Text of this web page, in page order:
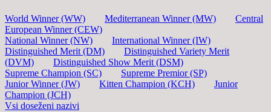
World Winner (WW) Mediterranean Winner (MW)
Central
European Winner (CEW)
National Winner (NW)
International Winner (IW)
Distinguished Merit (DM)
Distinguished Variety Merit
(DVM)
Distinguished Show Merit (DSM)
Supreme Champion (SC)
Supreme Premior (SP)
Junior Winner (JW)
Kitten Champion (KCH)
Junior
Champion (JCH)
Vsi doseženi nazivi